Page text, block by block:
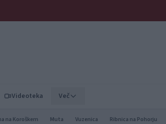
Videoteka Več
na Koroškem Muta Vuzenica Ribnica na Pohorju